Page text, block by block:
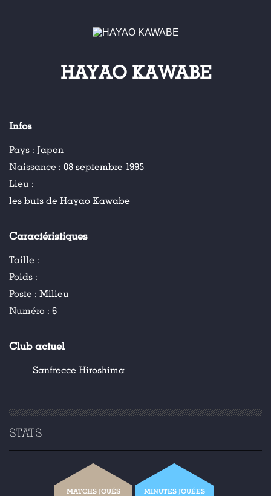
HAYAO KAWABE
Infos
Pays : Japon
Naissance : 08 septembre 1995
Lieu :
les buts de Hayao Kawabe
Caractéristiques
Taille :
Poids :
Poste : Milieu
Numéro : 6
Club actuel
Sanfrecce Hiroshima
STATS
MATCHS JOUÉS MINUTES JOUÉES